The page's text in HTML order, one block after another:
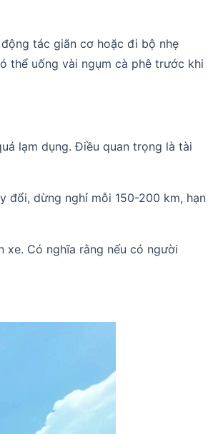
tác giãn cơ hoặc đi bộ nhẹ
thể uống vài ngụm cà phê trước khi
lạm dụng. Điều quan trọng là tài
đổi, dừng nghỉ mỗi 150-200 km, hạn
Có nghĩa rằng nếu có người